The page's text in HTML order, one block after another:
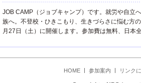
JOB CAMP（ジョブキャンプ）です。就労や自立
族へ。不登校・ひきこもり、生きづらさに悩む方
月27日（土）に開催します。参加費は無料、日本
HOME 参加案内 リンク